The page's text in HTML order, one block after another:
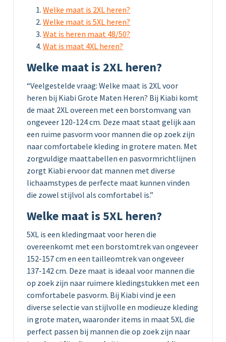
Welke maat is 2XL heren?
Welke maat is 5XL heren?
Wat is heren maat 48/50?
Wat is maat 4XL heren?
Welke maat is 2XL heren?
“Veelgestelde vraag: Welke maat is 2XL voor
heren bij Kiabi Grote Maten Heren? Bij Kiabi komt
de maat 2XL overeen met een borstomvang van
ongeveer 120-124 cm. Deze maat staat gelijk aan
een ruime pasvorm voor mannen die op zoek zijn
naar comfortabele kleding in grotere maten. Met
zorgvuldige maattabellen en pasvormrichtlijnen
zorgt Kiabi ervoor dat mannen met diverse
lichaamstypes de perfecte maat kunnen vinden
die zowel stijlvol als comfortabel is.”
Welke maat is 5XL heren?
5XL is een kledingmaat voor heren die
overeenkomt met een borstomtrek van ongeveer
152-157 cm en een tailleomtrek van ongeveer
137-142 cm. Deze maat is ideaal voor mannen die
op zoek zijn naar ruimere kledingstukken met een
comfortabele pasvorm. Bij Kiabi vind je een
diverse selectie van stijlvolle en modieuze kleding
in grote maten, waaronder items in maat 5XL die
perfect passen bij mannen die op zoek zijn naar